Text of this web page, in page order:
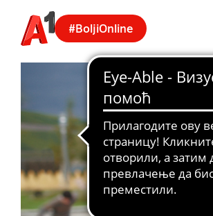
#BoljiOnline